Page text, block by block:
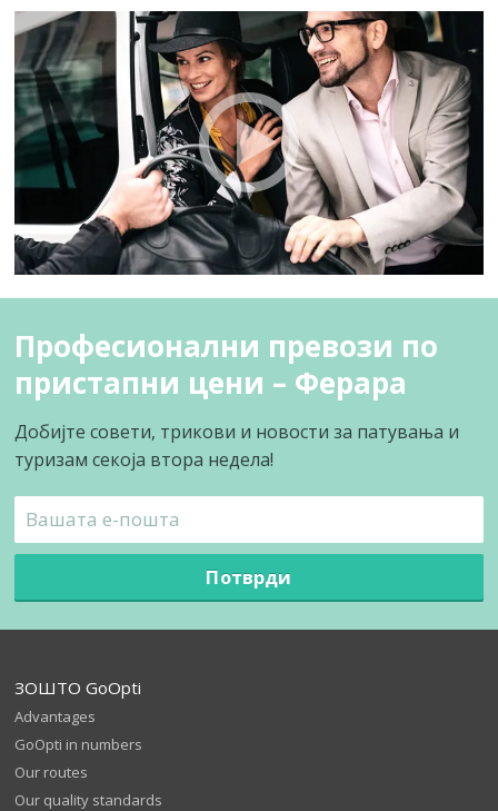
Професионални превози по
пристапни цени – Ферара
Добијте совети, трикови и новости за патувања и
туризам секоја втора недела!
Потврди
ЗОШТО GoOpti
Advantages
GoOpti in numbers
Our routes
Our quality standards